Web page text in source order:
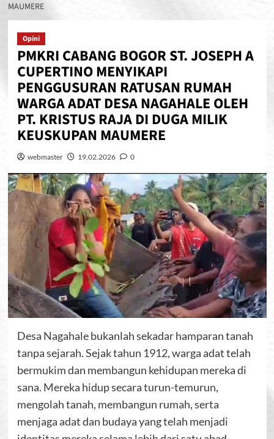
MAUMERE
Opini
PMKRI CABANG BOGOR ST. JOSEPH A
CUPERTINO MENYIKAPI
PENGGUSURAN RATUSAN RUMAH
WARGA ADAT DESA NAGAHALE OLEH
PT. KRISTUS RAJA DI DUGA MILIK
KEUSKUPAN MAUMERE
webmaster 19.02.2026 0
Desa Nagahale bukanlah sekadar hamparan tanah
tanpa sejarah. Sejak tahun 1912, warga adat telah
bermukim dan membangun kehidupan mereka di
sana. Mereka hidup secara turun-temurun,
mengolah tanah, membangun rumah, serta
menjaga adat dan budaya yang telah menjadi